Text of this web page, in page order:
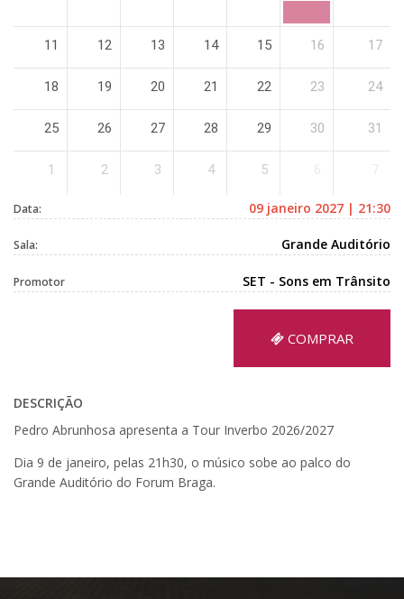
11 12 13 14 15 16 17
18 19 20 21 22 23 24
25 26 27 28 29 30 31
1 2 3 4 5
Data: 09 janeiro 2027 | 21:30
Sala: Grande Auditório
Promotor SET - Sons em Trânsito
COMPRAR
DESCRIÇÃO
Pedro Abrunhosa apresenta a Tour Inverbo 2026/2027
Dia 9 de janeiro, pelas 21h30, o músico sobe ao palco do
Grande Auditório do Forum Braga.